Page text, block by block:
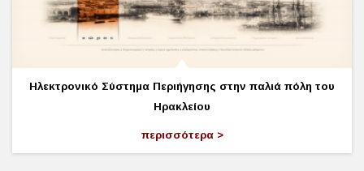
Ηλεκτρονικό Σύστημα Περιήγησης στην παλιά πόλη του
Ηρακλείου
περισσότερα